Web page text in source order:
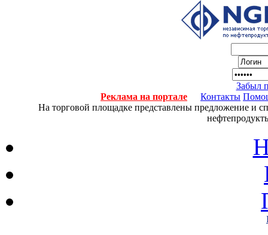
Забыл
Реклама на портале
Контакты
На торговой площадке представлены предложение и